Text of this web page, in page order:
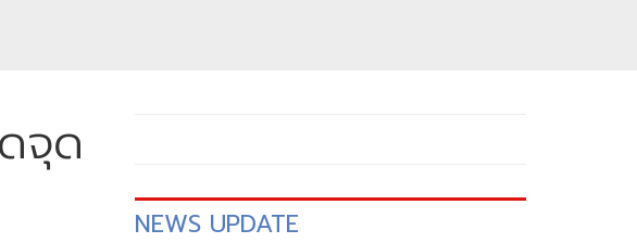
จุด
NEWS UPDATE